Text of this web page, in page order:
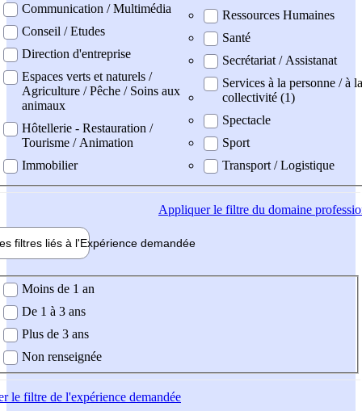
Communication / Multimédia
Conseil / Etudes
Direction d'entreprise
Espaces verts et naturels /
Agriculture / Pêche / Soins aux
animaux
Hôtellerie - Restauration /
Tourisme / Animation
Immobilier
Ressources Humaines
Santé
Secrétariat / Assistanat
Services à la personne / à la
collectivité (1)
Spectacle
Sport
Transport / Logistique
Appliquerle filtre du domaine
filtres liés à l'Expérience demandée
demandée
Moins de 1 an
De 1 à 3 ans
Plus de 3 ans
Non renseignée
le filtre de l'expérience demandée